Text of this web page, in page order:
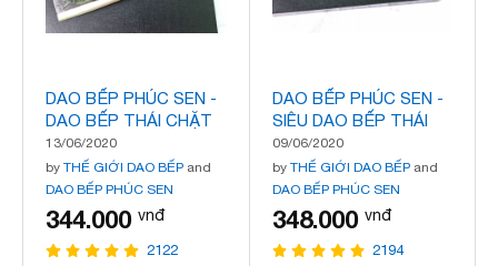
DAO BẾP PHÚC SEN -
DAO BẾP THÁI CHẶT
MÃ N31
13/06/2020
by THẾ GIỚI DAO BẾP and
DAO BẾP PHÚC SEN
344.000 vnđ
2122
DAO BẾP PHÚC SEN -
SIÊU DAO BẾP THÁI
MÃ N30
09/06/2020
by THẾ GIỚI DAO BẾPand
DAO BẾP PHÚC SEN
348.000 vnđ
2194